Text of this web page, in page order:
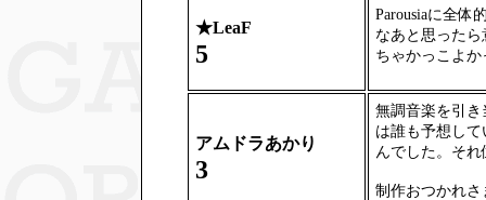
★LeaF
5
Parousiaに全体
なあと思った
ちゃかっこよ
アムドラあかり
3
無調音楽を引
は誰も予想し
んでした。そ
制作おつかれさ